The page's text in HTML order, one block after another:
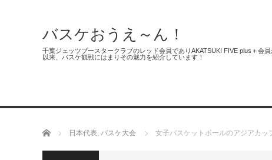
バスケおうえ～ん！
千葉ジェッツブースタークラブのレッド会員でありAKATSUKI FIVE plus＋会
以来、バスケ観戦にはまりその魅力を紹介しています！
ホーム 日本代表, バスケ大会 女子バスケットボールのアジアカ